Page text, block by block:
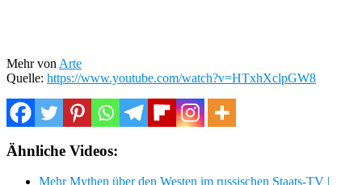
Mehr von Arte
Quelle: https://www.youtube.com/watch?v=HTxhXclpGW8
Ähnliche Videos:
Mehr Mythen über den Westen im russischen Staats-TV |